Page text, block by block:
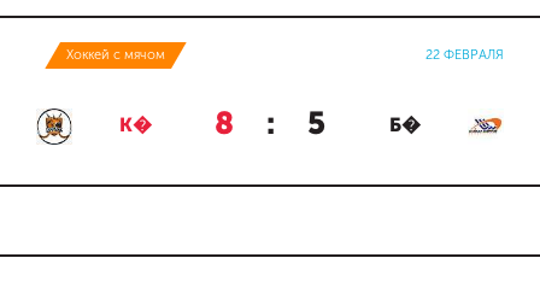
Хоккей с мячом 22 ФЕВРАЛЯ
К� 8 : 5 Б�